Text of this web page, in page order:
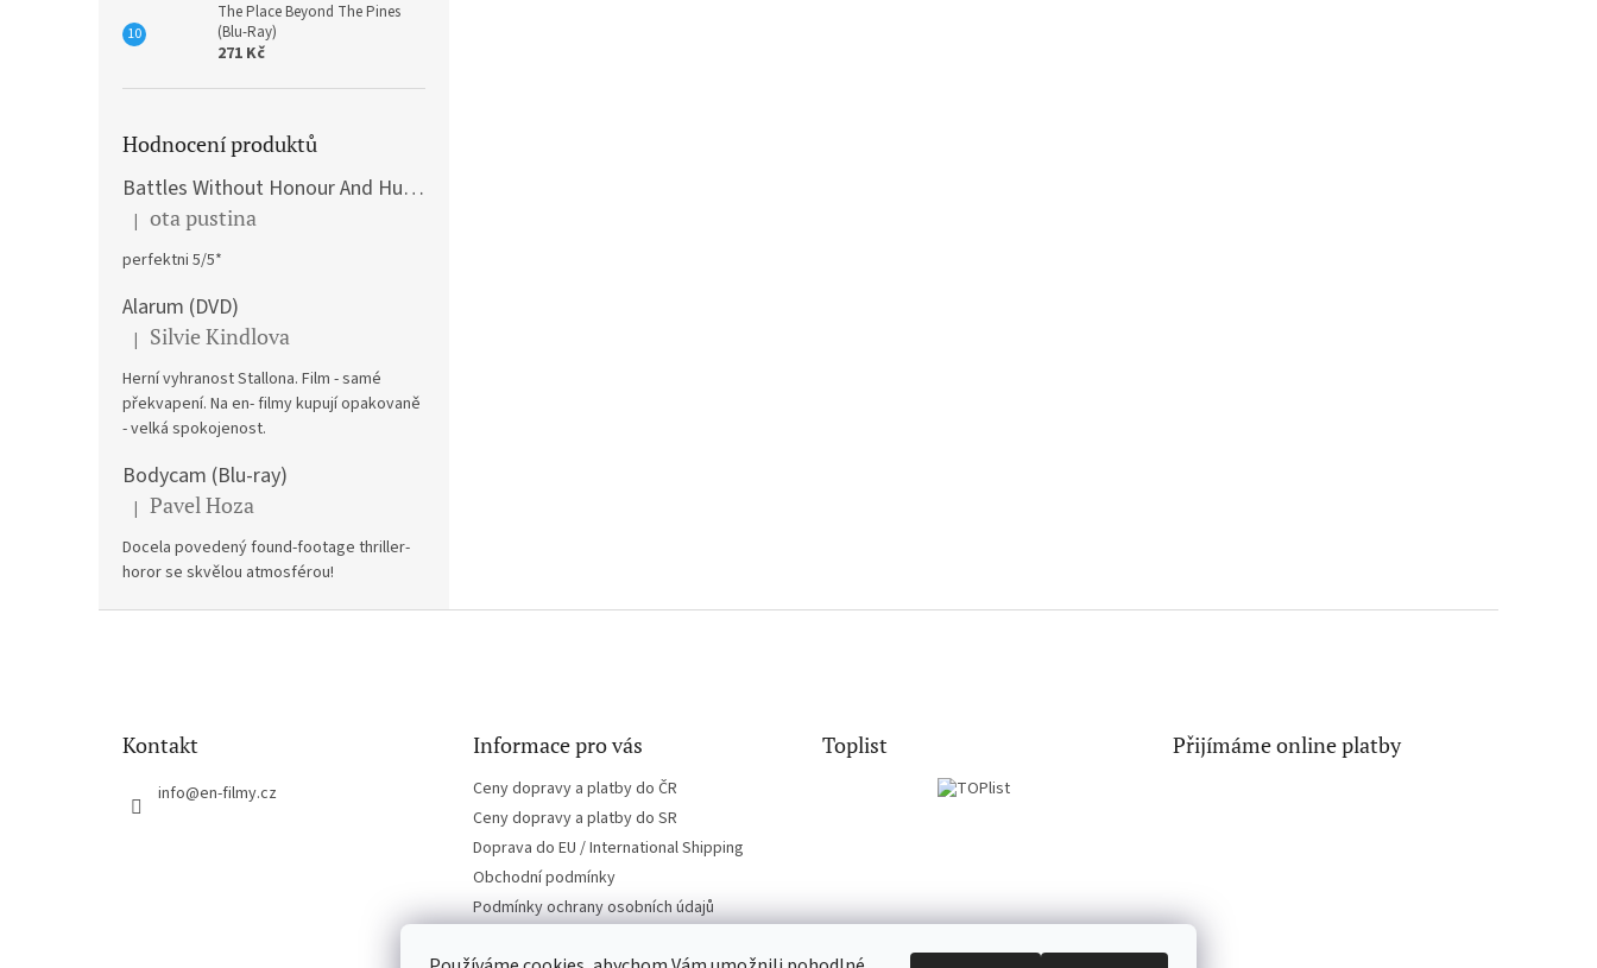
The Place Beyond The Pines
(Blu-Ray)
271 Kč
Hodnocení produktů
Battles Without Honour And Humanity / Yakuza Graveyad / Street Mobster DVD
Hodnocení produktu je 5 z 5 hvězdiček.
| ota pustina
perfektni 5/5*
Alarum (DVD)
Hodnocení produktu je 5 z 5 hvězdiček.
| Silvie Kindlova
Herní vyhranost Stallona. Film - samé
překvapení. Na en- filmy kupují opakovaně
- velká spokojenost.
Bodycam (Blu-ray)
Hodnocení produktu je 5 z 5 hvězdiček.
| Pavel Hoza
Docela povedený found-footage thriller-
horor se skvělou atmosférou!
Kontakt
info@en-filmy.cz
Informace pro vás
Ceny dopravy a platby do ČR
Ceny dopravy a platby do SR
Doprava do EU / International Shipping
Obchodní podmínky
Podmínky ochrany osobních údajů
Toplist Přijímáme online platby